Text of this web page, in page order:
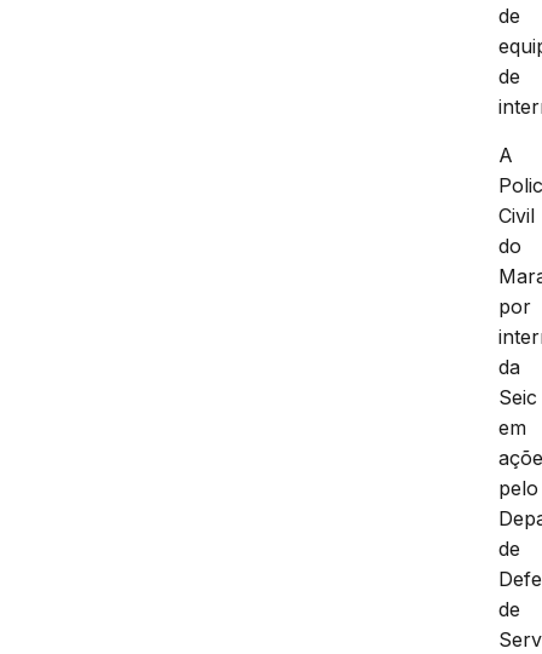
de
de
A
Civil
do
por
da
Seic
em
pelo
de
de